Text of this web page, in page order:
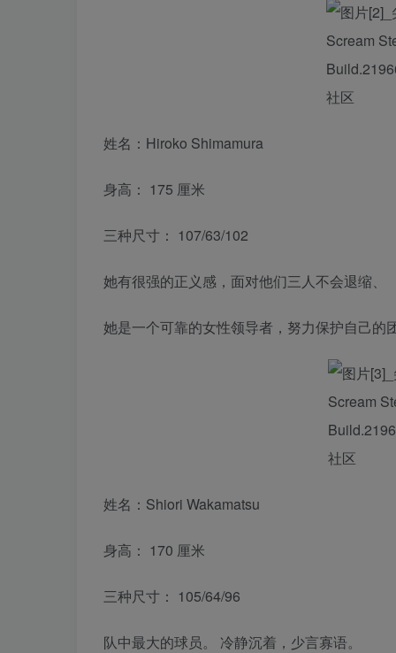
姓名：Hiroko Shimamura
身高： 175 厘米
三种尺寸： 107/63/102
她有很强的正义感，面对他们三人不会退缩、
她是一个可靠的女性领导者，努力保护自己的
姓名：Shiori Wakamatsu
身高： 170 厘米
三种尺寸： 105/64/96
队中最大的球员。 冷静沉着，少言寡语。